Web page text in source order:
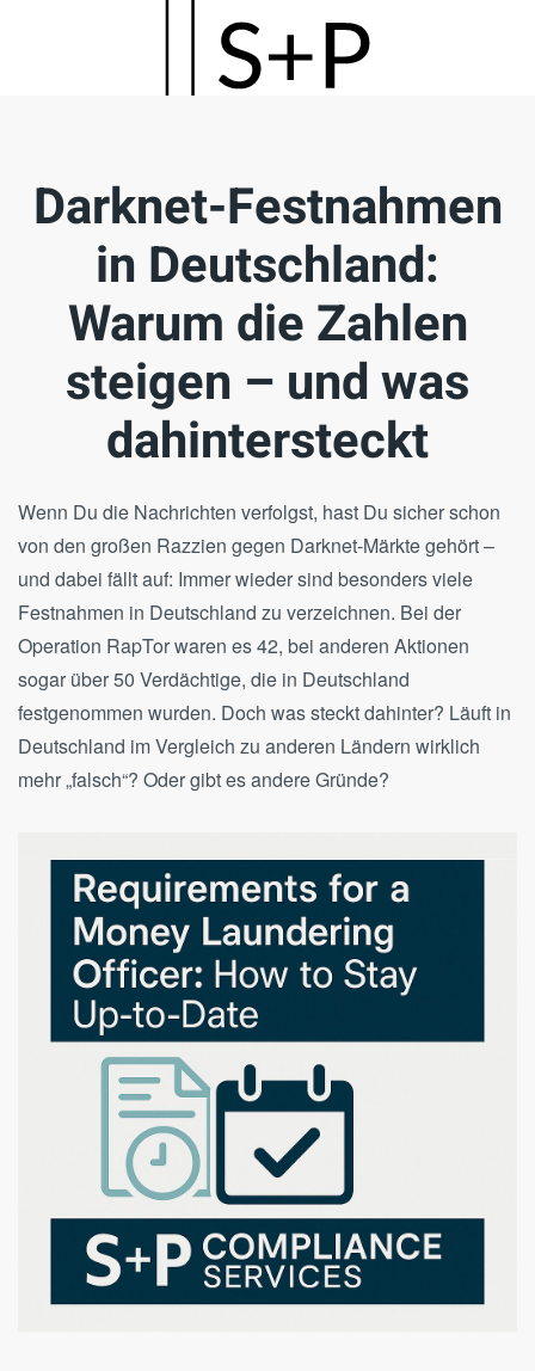
Darknet-Festnahmen
in Deutschland:
Warum die Zahlen
steigen – und was
dahintersteckt
Wenn Du die Nachrichten verfolgst, hast Du sicher schon
von den großen Razzien gegen Darknet-Märkte gehört –
und dabei fällt auf: Immer wieder sind besonders viele
Festnahmen in Deutschland zu verzeichnen. Bei der
Operation RapTor waren es 42, bei anderen Aktionen
sogar über 50 Verdächtige, die in Deutschland
festgenommen wurden. Doch was steckt dahinter? Läuft in
Deutschland im Vergleich zu anderen Ländern wirklich
mehr „falsch“? Oder gibt es andere Gründe?